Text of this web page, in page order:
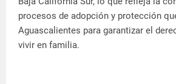
procesos de adopción y protección
Aguascalientes para garantizar el
vivir en familia.